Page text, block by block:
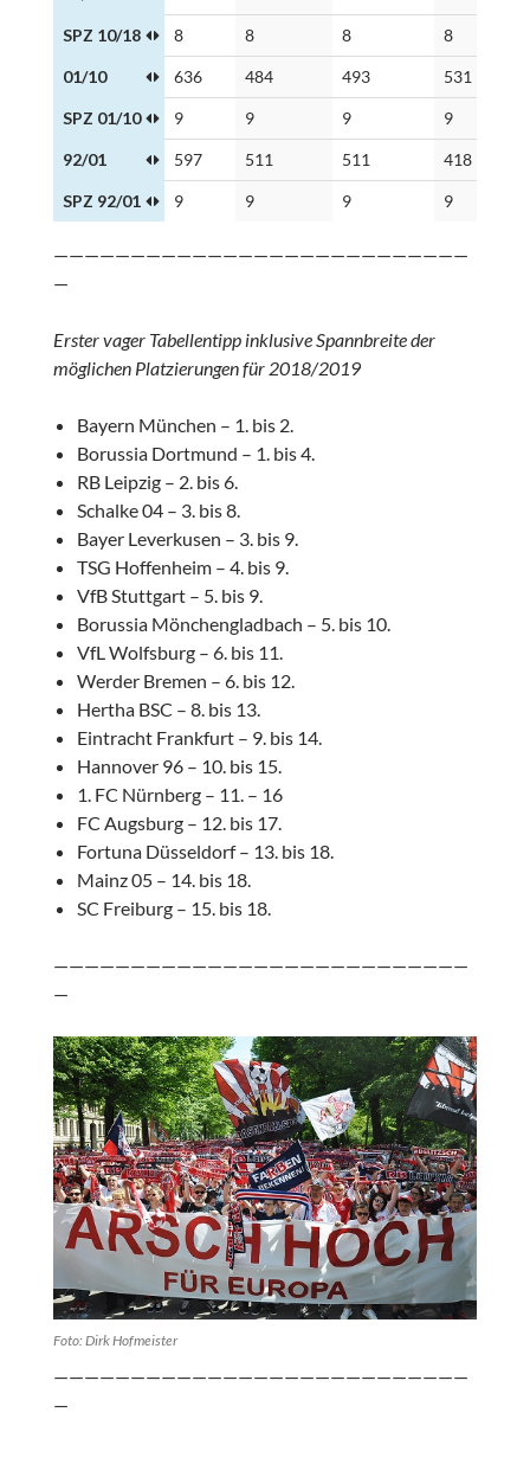
SPZ 10/18
01/10
SPZ 01/10
92/01
SPZ 92/01
8
636
9
597
9
8
484
9
511
9
8
493
9
511
9
8
531
9
418
9
———————————————————————————
—
Erster vager Tabellentipp inklusive Spannbreite der
möglichen Platzierungen für 2018/2019
Bayern München – 1. bis 2.
Borussia Dortmund – 1. bis 4.
RB Leipzig – 2. bis 6.
Schalke 04 – 3. bis 8.
Bayer Leverkusen – 3. bis 9.
TSG Hoffenheim – 4. bis 9.
VfB Stuttgart – 5. bis 9.
Borussia Mönchengladbach – 5. bis 10.
VfL Wolfsburg – 6. bis 11.
Werder Bremen – 6. bis 12.
Hertha BSC – 8. bis 13.
Eintracht Frankfurt – 9. bis 14.
Hannover 96 – 10. bis 15.
1. FC Nürnberg – 11. – 16
FC Augsburg – 12. bis 17.
Fortuna Düsseldorf – 13. bis 18.
Mainz 05 – 14. bis 18.
SC Freiburg – 15. bis 18.
———————————————————————————
—
Foto: Dirk Hofmeister
———————————————————————————
—